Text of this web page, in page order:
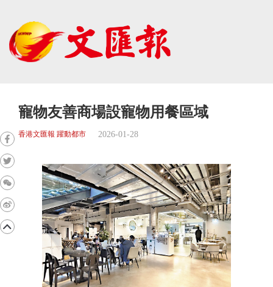
寵物友善商場設寵物用餐區域
香港文匯報 躍動都市 2026-01-28